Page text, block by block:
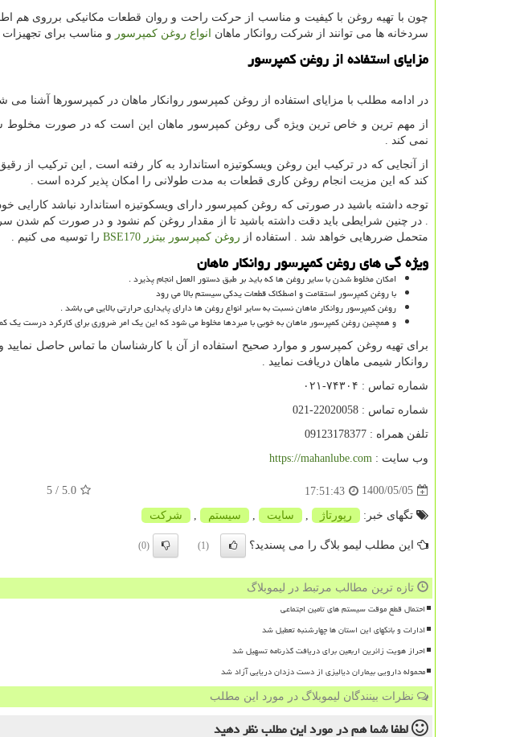
چون با تهیه روغن با کیفیت و مناسب از حرکت راحت و روان قطعات مکانیکی برروی هم
سردخانه ها می توانند از شرکت روانکار ماهان
انواع روغن کمپرسور و مناسب برای تجهیزات
مزایای استفاده از روغن کمپرسور
در ادامه مطلب با مزایای استفاده از روغن کمپرسور روانکار ماهان در کمپرسورها آشنا می
از مهم ترین و خاص ترین ویژه گی روغن کمپرسور ماهان این است که در صورت مخلوط
نمی کند .
از آنجایی که در ترکیب این روغن ویسکوتیزه استاندارد به کار رفته است , این ترکیب از
کند که این مزیت انجام روغن کاری قطعات به مدت طولانی را امکان پذیر کرده است .
توجه داشته باشید در صورتی که روغن کمپرسور دارای ویسکوتیزه استاندارد نباشد
. در چنین شرایطی باید دقت داشته باشید تا از مقدار روغن کم نشود و در صورت کم شدن
متحمل ضررهایی خواهد شد . استفاده از روغن کمپرسور بیتزر BSE170 را توسیه می کنیم .
ویژه گی های روغن کمپرسور روانکار ماهان
امکان مخلوط شدن با سایر روغن ها که باید بر طبق دستور العمل انجام پذیرد .
با روغن کمپرسور استقامت و اصطکاک قطعات یدکی سیستم بالا می رود
روغن کمپرسور روانکار ماهان نسبت به سایر انواع روغن ها دارای پایداری حرارتی بالایی می باشد .
و همچنین روغن کمپرسور ماهان به خوبی با مبردها مخلوط می شود که این یک امر ضروری برای کارکرد درست یک
برای تهیه روغن کمپرسور و موارد صحیح استفاده از آن با کارشناسان ما تماس حاصل نمایید
روانکار شیمی ماهان دریافت نمایید .
شماره تماس : ۷۴۳۰۴-۰۲۱
شماره تماس : 22020058-021
تلفن همراه : 09123178377
وب سایت : https://mahanlube.com
1400/05/05
17:51:43
5.0
/ 5
تگهای خبر: رپورتاژ سایت سیستم شركت
این مطلب لیمو بلاگ را می پسندید؟ (1)
(0)
تازه ترین مطالب مرتبط در لیموبلاگ
احتمال قطع موقت سیستم های تامین اجتماعی
ادارات و بانکهای این استان ها چهارشنبه تعطیل شد
احراز هویت زائرین اربعین برای دریافت گذرنامه تسهیل شد
محموله دارویی بیماران دیالیزی از دست دزدان دریایی آزاد شد
نظرات بینندگان لیموبلاگ در مورد این مطلب
لطفا شما همدر مورد این مطلبنظر دهید